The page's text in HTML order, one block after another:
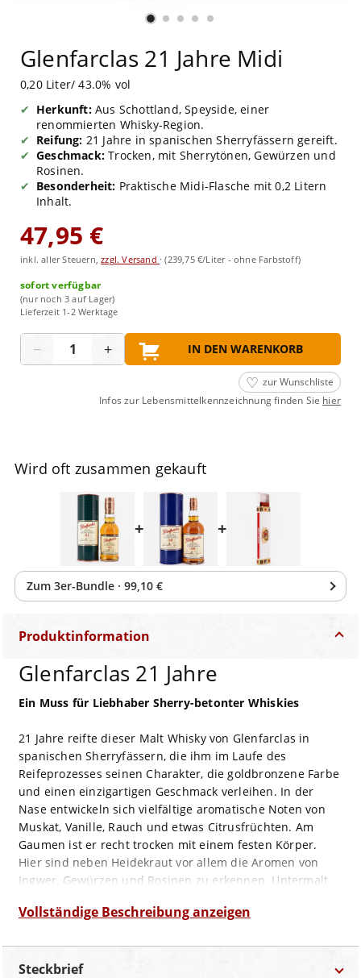
Glenfarclas 21 Jahre Midi
0,20 Liter/ 43.0% vol
Herkunft:Aus Schottland, Speyside, einer
renommierten Whisky-Region.
Reifung: 21 Jahre in spanischen Sherryfässern gereift.
Geschmack: Trocken, mit Sherrytönen, Gewürzen und
Rosinen.
Besonderheit: Praktische Midi-Flasche mit 0,2 Litern
Inhalt.
47,95 €
inkl. aller Steuern,zzgl. Versand ·(239,75 €/Liter - ohne Farbstoff)
sofort verfügbar
(nur noch 3 auf Lager)
Lieferzeit 1-2 Werktage
− + IN DEN WARENKORB
zur Wunschliste
Infos zur Lebensmittelkennzeichnung finden Sie hier
Wird oft zusammen gekauft
+ +
Zum 3er-Bundle · 99,10 €
Produktinformation
Glenfarclas 21 Jahre
Ein Muss für Liebhaber Sherry-betonter Whiskies
21 Jahre reifte dieser Malt Whisky von Glenfarclas in
spanischen Sherryfässern, die ihm im Laufe des
Reifeprozesses seinen Charakter, die goldbronzene Farbe
und einen einzigartigen Geschmack verleihen. In der
Nase entwickeln sich vielfältige aromatische Noten von
Muskat, Vanille, Rauch und etwas Citrusfrüchten. Am
Gaumen ist er recht trocken mit einem festen Körper.
Hier sind neben Heidekraut vor allem die Aromen von
Ingwer, Gewürzen und Rosinen zu erkennen. Untermalt
eine schmackhafte Süße sorgen. Im langen und gut
vernehmen, zudem noch etwas Heidekraut.
Vollständige Beschreibung anzeigen
Steckbrief